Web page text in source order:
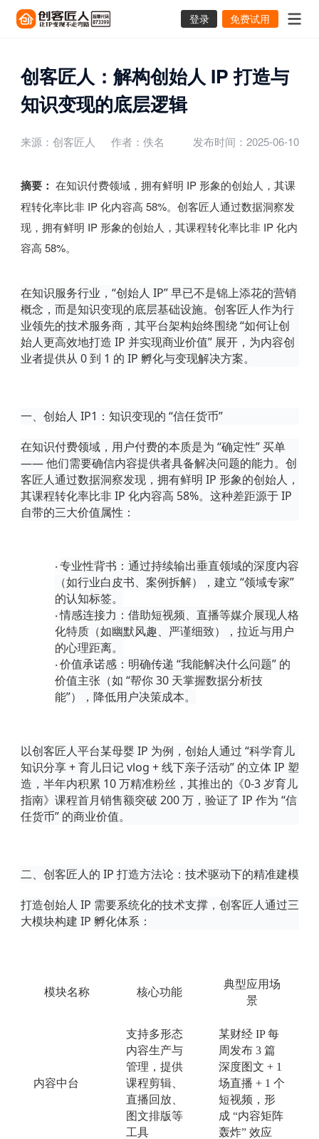
登录 免费试用
创客匠人：解构创始人 IP 打造与
知识变现的底层逻辑
来源：创客匠人 作者：佚名 发布时间：2025-06-10
摘要： 在知识付费领域，拥有鲜明 IP 形象的创始人，其课
程转化率比非 IP 化内容高 58%。创客匠人通过数据洞察发
现，拥有鲜明 IP 形象的创始人，其课程转化率比非 IP 化内
容高 58%。
在知识服务行业， “创始人 IP” 早已不是锦上添花的营销
概念，而是知识变现的底层基础设施。创客匠人作为行
业领先的技术服务商，其平台架构始终围绕 “如何让创
始人更高效地打造 IP 并实现商业价值” 展开，为内容创
业者提供从 0 到 1 的 IP 孵化与变现解决方案。
一、创始人 IP1 ：知识变现的 “信任货币”
在知识付费领域，用户付费的本质是为 “确定性” 买单
—— 他们需要确信内容提供者具备解决问题的能力。创
客匠人通过数据洞察发现，拥有鲜明 IP 形象的创始人，
其课程转化率比非 IP 化内容高 58%。这种差距源于 IP
自带的三大价值属性：
· 专业性背书 ：通过持续输出垂直领域的深度内容
（如行业白皮书、案例拆解），建立 “领域专家”
的认知标签。
·情感连接力 ：借助短视频、直播等媒介展现人格
化特质（如幽默风趣、严谨细致），拉近与用户
的心理距离。
· 价值承诺感：明确传递 “我能解决什么问题” 的
价值主张（如 “帮你 30 天掌握数据分析技
能”），降低用户决策成本。
以创客匠人平台某母婴IP 为例，创始人通过 “科学育儿
知识分享 + 育儿日记 vlog + 线下亲子活动” 的立体 IP 塑
造，半年内积累 10 万精准粉丝，其推出的《0-3 岁育儿
指南》课程首月销售额突破 200 万，验证了 IP 作为 “信
任货币” 的商业价值。
二、创客匠人的 IP 打造方法论：技术驱动下的精准建模
打造创始人 IP 需要系统化的技术支撑，创客匠人通过三
大模块构建 IP 孵化体系：
模块名称 核心功能
典型应用场
景
内容中台
支持多形态
内容生产与
管理，提供
课程剪辑、
直播回放、
图文排版等
工具
某财经IP 每
周发布 3 篇
深度图文 + 1
场直播 + 1 个
短视频，形
成 “内容矩阵
轰炸” 效应